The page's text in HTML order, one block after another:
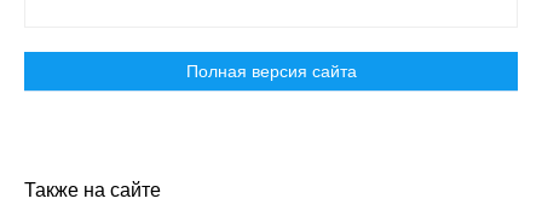
Полная версия сайта
Также на сайте